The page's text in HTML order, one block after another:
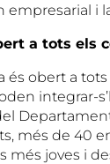
i
a tots els
és obert a
integrar-
més de 40
més joves i